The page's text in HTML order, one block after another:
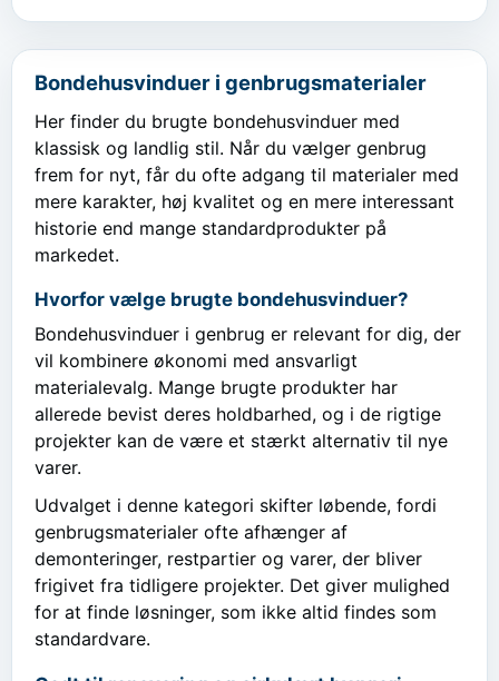
Bondehusvinduer i genbrugsmaterialer
Her finder du brugte bondehusvinduer med
klassisk og landlig stil. Når du vælger genbrug
frem for nyt, får du ofte adgang til materialer med
mere karakter, høj kvalitet og en mere interessant
historie end mange standardprodukter på
markedet.
Hvorfor vælge brugte bondehusvinduer?
Bondehusvinduer i genbrug er relevant for dig, der
vil kombinere økonomi med ansvarligt
materialevalg. Mange brugte produkter har
allerede bevist deres holdbarhed, og i de rigtige
projekter kan de være et stærkt alternativ til nye
varer.
Udvalget i denne kategori skifter løbende, fordi
genbrugsmaterialer ofte afhænger af
demonteringer, restpartier og varer, der bliver
frigivet fra tidligere projekter. Det giver mulighed
for at finde løsninger, som ikke altid findes som
standardvare.